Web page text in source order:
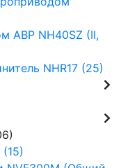
АВР NH40SZ (II,
NHR17 (25)